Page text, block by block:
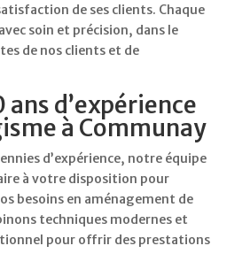
de ses clients. Chaque
soin et précision, dans le
de nos clients et de
ans d’expérience
à Communay
d’expérience, notre équipe
à votre disposition pour
besoins en aménagement de
techniques modernes et
pour offrir des prestations